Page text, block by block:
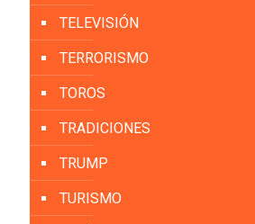
TELEVISIÓN
TERRORISMO
TOROS
TRADICIONES
TRUMP
TURISMO